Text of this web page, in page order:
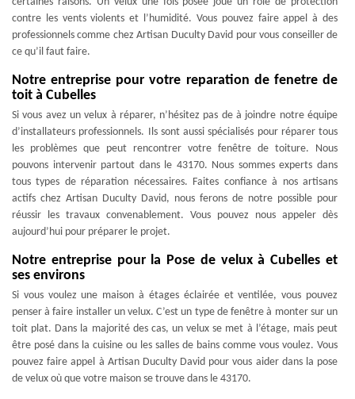
contre les vents violents et l’humidité. Vous pouvez faire appel à des
professionnels comme chez Artisan Duculty David pour vous conseiller de
ce qu’il faut faire.
Notre entreprise pour votre reparation de fenetre de
toit à Cubelles
Si vous avez un velux à réparer, n’hésitez pas de à joindre notre équipe
d’installateurs professionnels. Ils sont aussi spécialisés pour réparer tous
les problèmes que peut rencontrer votre fenêtre de toiture. Nous
pouvons intervenir partout dans le 43170. Nous sommes experts dans
tous types de réparation nécessaires. Faites confiance à nos artisans
actifs chez Artisan Duculty David, nous ferons de notre possible pour
réussir les travaux convenablement. Vous pouvez nous appeler dès
aujourd’hui pour préparer le projet.
Notre entreprise pour la Pose de velux à Cubelles et
ses environs
Si vous voulez une maison à étages éclairée et ventilée, vous pouvez
penser à faire installer un velux. C’est un type de fenêtre à monter sur un
toit plat. Dans la majorité des cas, un velux se met à l’étage, mais peut
être posé dans la cuisine ou les salles de bains comme vous voulez. Vous
pouvez faire appel à Artisan Duculty David pour vous aider dans la pose
de velux où que votre maison se trouve dans le 43170.